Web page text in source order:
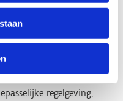
jouw
met artikel III.87, §2, 3de
regelgeving,